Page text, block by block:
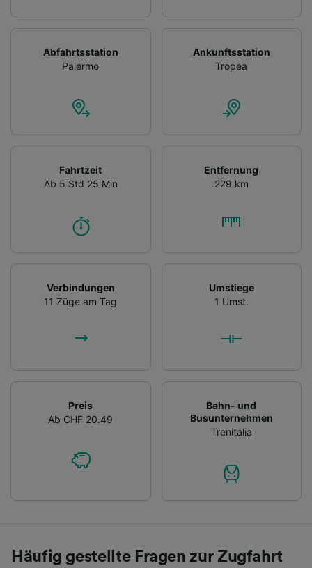
Abfahrtsstation
Palermo
Ankunftsstation
Tropea
Fahrtzeit
Ab 5 Std 25 Min
Entfernung
229 km
Verbindungen
11 Züge am Tag
Umstiege
1 Umst.
Preis
Ab CHF 20.49
Bahn- und
Busunternehmen
Trenitalia
Häufig gestellte Fragen zur Zugfahrt